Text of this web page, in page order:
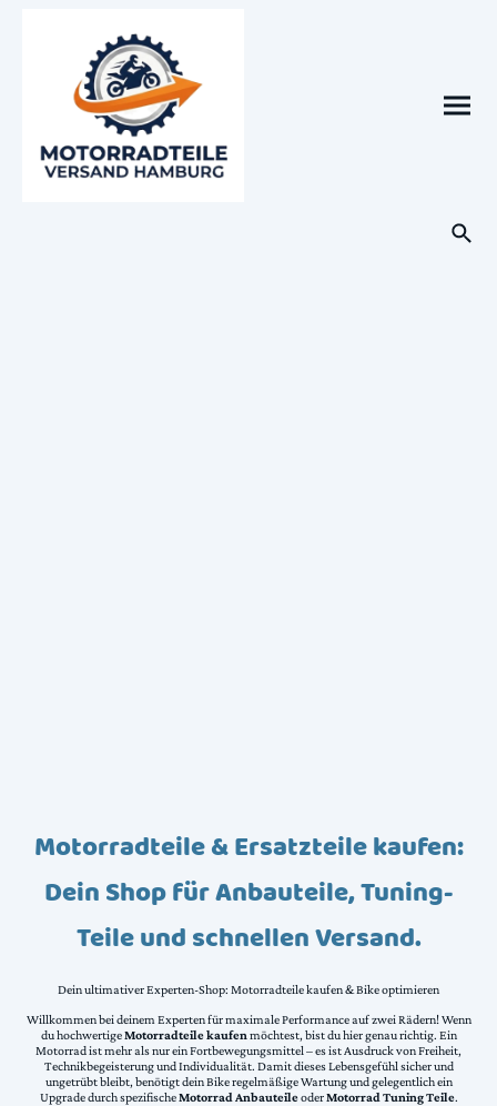
Motorradteile & Ersatzteile kaufen:
Dein Shop für Anbauteile, Tuning-
Teile und schnellen Versand.
Dein ultimativer Experten-Shop: Motorradteile kaufen & Bike optimieren
Willkommen bei deinem Experten für maximale Performance auf zwei Rädern! Wenn
du hochwertigeMotorradteile kaufen möchtest, bist du hier genau richtig. Ein
Motorrad ist mehr als nur ein Fortbewegungsmittel – es ist Ausdruck von Freiheit,
Technikbegeisterung und Individualität. Damit dieses Lebensgefühl sicher und
ungetrübt bleibt, benötigt dein Bike regelmäßige Wartung und gelegentlich ein
Upgrade durch spezifischeMotorrad AnbauteileoderMotorrad Tuning Teile.